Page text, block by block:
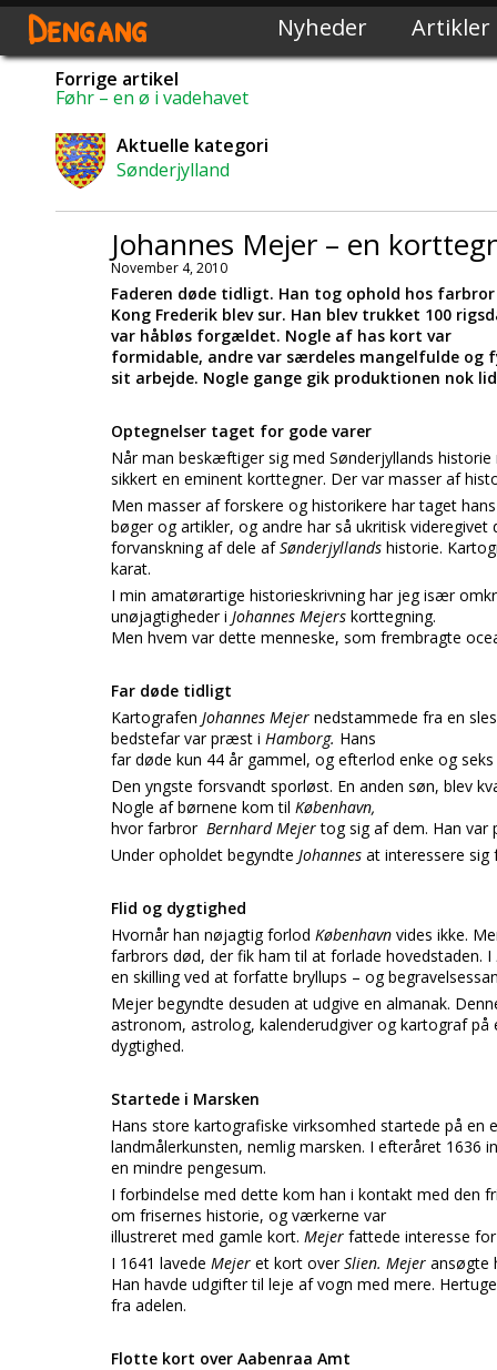
Dengang Nyheder Artikler
Forrige artikel
Føhr – en ø i vadehavet
Aktuelle kategori
Sønderjylland
Johannes Mejer – en
November 4, 2010
Faderen døde tidligt. Han tog ophold hos
Kong Frederik blev sur. Han blev trukket 100
var håbløs forgældet. Nogle af has kort var
formidable, andre var særdeles mangelfulde
sit arbejde. Nogle gange gik produktionen nok
Optegnelser taget for gode varer
Når man beskæftiger sig med Sønderjyllands
sikkert en eminent korttegner. Der var masser af
Men masser af forskere og historikere har taget
bøger og artikler, og andre har så ukritisk videregivet
forvanskning af dele afSønderjyllands historie.
karat.
I min amatørartige historieskrivning har jeg især
unøjagtigheder i Johannes Mejers korttegning.
Men hvem var dette menneske, som frembragte
Far døde tidligt
Kartografen Johannes Mejer nedstammede fra en
bedstefar var præst i Hamborg. Hans
far døde kun 44 år gammel, og efterlod enke og
Den yngste forsvandt sporløst. En anden søn, blev
Nogle af børnene kom til København,
hvor farbror Bernhard Mejertog sig af dem. Han
Under opholdet begyndte Johannes at interessere
Flid og dygtighed
Hvornår han nøjagtig forlod København vides ikke.
farbrors død, der fik ham til at forlade hovedstaden. I
en skilling ved at forfatte bryllups – og
Mejer begyndte desuden at udgive en almanak.
astronom, astrolog, kalenderudgiver og kartograf på
dygtighed.
Startede i Marsken
Hans store kartografiske virksomhed startede på
landmålerkunsten, nemlig marsken. I efteråret 1636
en mindre pengesum.
I forbindelse med dette kom han i kontakt med den
om frisernes historie, og værkerne var
illustreret med gamle kort. Mejer fattede interesse
I 1641 lavede Mejer et kort overSlien. Mejer ansøgte
Han havde udgifter til leje af vogn med mere.
fra adelen.
Flotte kort over Aabenraa Amt